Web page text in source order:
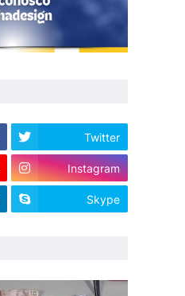
Twitter
Instagram
Skype